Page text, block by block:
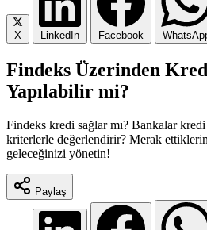
X LinkedIn Facebook
Findeks Üzerinden
Yapılabilir mi?
Findeks kredi sağlar mı? Bankalar kredi
kriterlerle değerlendirir? Merak
geleceğinizi yönetin!
Paylaş